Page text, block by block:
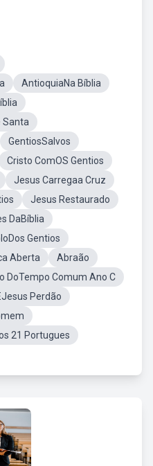
AntioquiaNa Bíblia
Santa
GentiosSalvos
Cristo ComOS Gentios
Jesus Carregaa Cruz
Jesus Restaurado
DaBíblia
Gentios
Aberta
Abraão
DoTempo Comum Ano C
Perdão
21 Portugues